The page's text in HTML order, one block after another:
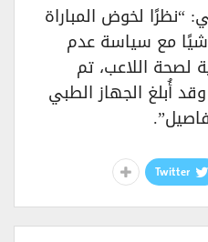
“نظرًا لخوض المباراة
مع سياسة عدم
لصحة اللاعب، تم
أُبلغ الجهاز الطبي
Twitter